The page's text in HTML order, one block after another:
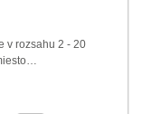
v rozsahu 2 - 20